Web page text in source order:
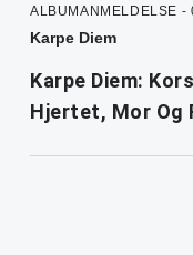
ALBUMANMELDELSE -
Karpe Diem
Karpe Diem:
Hjertet, Mor Og